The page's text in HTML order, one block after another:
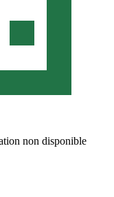
non disponible